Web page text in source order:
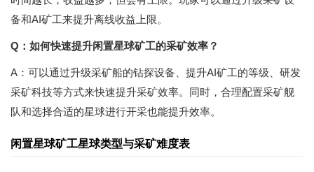
备和AI矿工来提升离线收益上限。
Q：如何快速提升闲置星球矿工的采矿效率？
A：可以通过升级采矿船的钻探设备、提升AI矿工的等级、研发
采矿科技等方式来快速提升采矿效率。同时，合理配置采矿舰
队和选择合适的星球进行开采也能提升效率。
闲置星球矿工星球类型与采矿难度表